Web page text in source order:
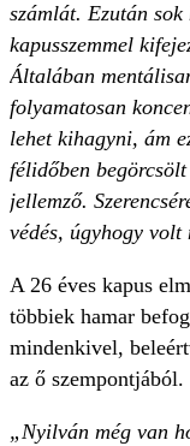
számlát. Ezután
kapusszemmel
Általában
folyamatosan
lehet kihagyni, ám
félidőben
jellemző.
védés, úgyhogy
A 26 éves kapus
többiek hamar
mindenkivel,
az ő szempontjából.
„Nyilván még van